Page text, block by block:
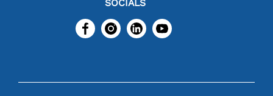
SOCIALS